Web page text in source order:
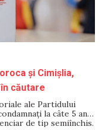
și Cimișlia,
căutare
ale Partidului
la câte 5 ani
de tip semiînchis.